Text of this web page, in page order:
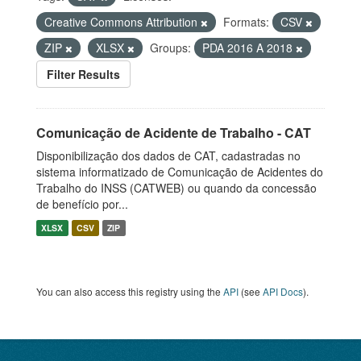
Creative Commons Attribution
Formats:
CSV
ZIP
XLSX Groups:
PDA 2016 A 2018
Filter Results
Comunicação de Acidente de Trabalho - CAT
Disponibilização dos dados de CAT, cadastradas no
sistema informatizado de Comunicação de Acidentes do
Trabalho do INSS (CATWEB) ou quando da concessão
de benefício por...
XLSX CSV ZIP
You can also access this registry using the API (see API Docs).